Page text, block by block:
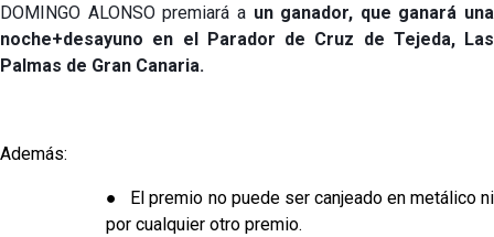
DOMINGO ALONSO premiará aun ganador, que ganará una
noche+desayuno en el Parador de Cruz de Tejeda, Las
Palmas de Gran Canaria.
Además:
● El premio no puede ser canjeado en metálico ni
por cualquier otro premio.